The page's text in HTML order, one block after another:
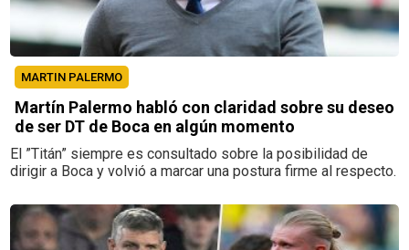
MARTIN PALERMO
Martín Palermo habló con claridad sobre su deseo
de ser DT de Boca en algún momento
El ”Titán” siempre es consultado sobre la posibilidad de
dirigir a Boca y volvió a marcar una postura firme al respecto.